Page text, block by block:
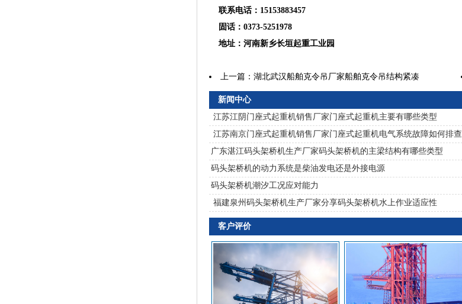
联系电话：15153883457
固话：0373-5251978
地址：河南新乡长垣起重工业园
上一篇： 湖北武汉船舶克令吊厂家船舶克令吊结构紧凑
新闻中心
江苏江阴门座式起重机销售厂家门座式起重机主要有哪些类型
江苏南京门座式起重机销售厂家门座式起重机电气系统故障如何排查
广东湛江码头架桥机生产厂家码头架桥机的主梁结构有哪些类型
码头架桥机的动力系统是柴油发电还是外接电源
码头架桥机潮汐工况应对能力
福建泉州码头架桥机生产厂家分享码头架桥机水上作业适应性
客户评价